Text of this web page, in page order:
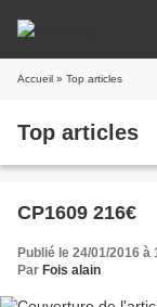
Accueil » Top articles
Top articles
CP1609 216€
Publié le 24/01/2016 à
Par Fois alain